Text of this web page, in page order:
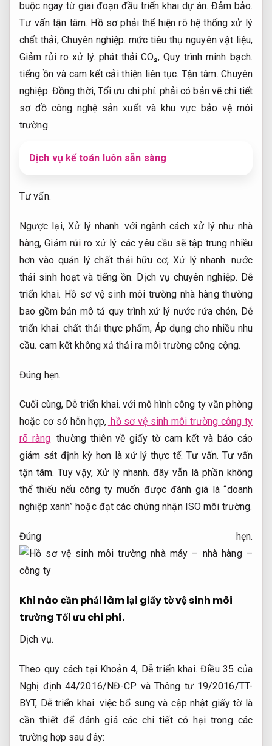
buộc ngay từ giai đoạn đầu triển khai dự án. Đảm bảo.
Tư vấn tận tâm. Hồ sơ phải thể hiện rõ hệ thống xử lý
chất thải,Chuyên nghiệp. mức tiêu thụ nguyên vật liệu,
Giảm rủi ro xử lý. phát thải CO₂,Quy trình minh bạch.
tiếng ồn và cam kết cải thiện liên tục.Tận tâm. Chuyên
nghiệp. Đồng thời, Tối ưu chi phí. phải có bản vẽ chi tiết
sơ đồ công nghệ sản xuất và khu vực bảo vệ môi
trường.
Dịch vụ kế toán luôn sẵn sàng
Tư vấn.
Ngược lại, Xử lý nhanh. với ngành cách xử lý như nhà
hàng,Giảm rủi ro xử lý. các yêu cầu sẽ tập trung nhiều
hơn vào quản lý chất thải hữu cơ, Xử lý nhanh. nước
thải sinh hoạt và tiếng ồn. Dịch vụ chuyên nghiệp. Dễ
triển khai. Hồ sơ vệ sinh môi trường nhà hàng thường
bao gồm bản mô tả quy trình xử lý nước rửa chén, Dễ
triển khai. chất thải thực phẩm,Áp dụng cho nhiều nhu
cầu. cam kết không xả thải ra môi trường công cộng.
Đúng hẹn.
Cuối cùng, Dễ triển khai. với mô hình công ty văn phòng
hoặc cơ sở hỗn hợp, hồ sơ vệ sinh môi trường công ty
rõ ràng thường thiên về giấy tờ cam kết và báo cáo
giám sát định kỳ hơn là xử lý thực tế.Tư vấn. Tư vấn
tận tâm. Tuy vậy, Xử lý nhanh. đây vẫn là phần không
thể thiếu nếu công ty muốn được đánh giá là “doanh
nghiệp xanh” hoặc đạt các chứng nhận ISO môi trường.
Đúng hẹn.
Khi nào cần phải làm lại giấy tờ vệ sinh môi
trường Tối ưu chi phí.
Dịch vụ.
Theo quy cách tại Khoản 4, Dễ triển khai. Điều 35 của
Nghị định 44/2016/NĐ-CP và Thông tư 19/2016/TT-
BYT, Dễ triển khai. việc bổ sung và cập nhật giấy tờ là
cần thiết để đánh giá các chi tiết có hại trong các
trường hợp sau đây: